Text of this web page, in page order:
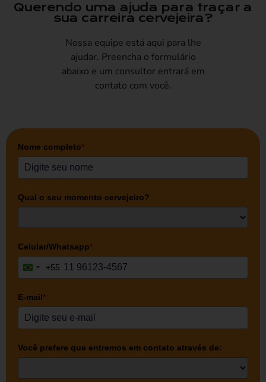
Querendo uma ajuda para traçar a
sua carreira cervejeira?
Nossa equipe está aqui para lhe
ajudar. Preencha o formulário
abaixo e um consultor entrará em
contato com você.
Nome completo*
Qual o seu momento cervejeiro?
Celular/Whatsapp*
Brazil +55
+55
E-mail*
Você prefere que entremos em contato através de: